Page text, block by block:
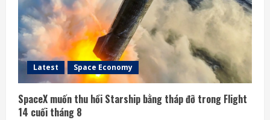
Latest Space Economy
SpaceX muốn thu hồi Starship bằng tháp đỡ trong Flight
14 cuối tháng 8